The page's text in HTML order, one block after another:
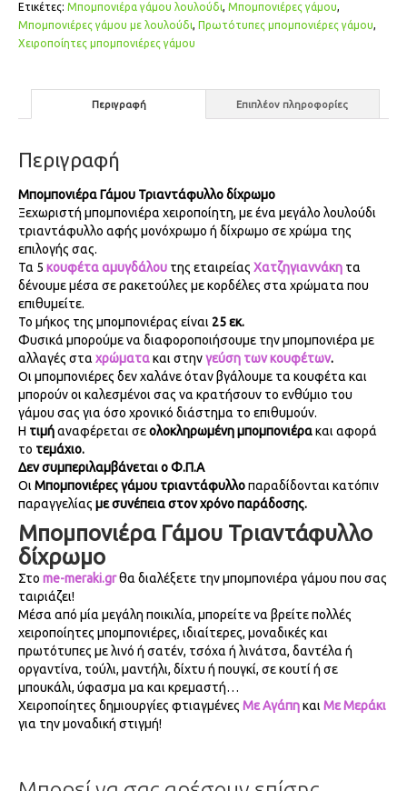
Ετικέτες: Μπομπονιέ­ρα γάμου λουλούδι, Μπομπονιέ­ρες γάμου,
Μπομπονιέ­ρες γάμου με λουλούδι, Πρωτότυπες μπομπονιέρες γάμου,
Χειροποίητες μπομπονιέ­ρες γάμου
Περιγραφή Επιπλέον πληροφορίες
Περιγραφή
Μπομπονιέρα Γάμου Τριαντάφυλλο δίχρωμο
Ξεχωριστή μπομπονιέρα χειροποίητη, με ένα μεγάλο λουλούδι
τριαντάφυλλο αφής μονόχρωμο ή δίχρωμο σε χρώμα της
επιλογής σας.
Τα 5 κουφέτα αμυγδάλου της εταιρείας Χατζηγιαννάκη τα
δένουμε μέσα σε ρακετούλες με κορδέλες στα χρώματα που
επιθυμείτε.
Το μήκος της μπομπονιέρας είναι 25εκ.
Φυσικά μπορούμε να διαφοροποιήσουμε την μπομπονιέρα με
αλλαγές στα χρώματακαι στηνγεύση των κουφέτων.
Οι μπομπονιέρες δεν χαλάνε όταν βγάλουμε τα κουφέτα και
μπορούν οι καλεσμένοι σας να κρατήσουν το ενθύμιο του
γάμου σας για όσο χρονικό διάστημα το επιθυμούν.
Η τιμήαναφέρεται σεολοκληρωμένη μπομπονιέρακαι αφορά
το τεμάχιο.
Δεν συμπεριλαμβάνεται ο Φ.Π.Α
Οι Μπομπονιέρες γάμου τριαντάφυλλοπαραδίδονται κατόπιν
παραγγελίας με συνέπεια στον χρόνο παράδοσης.
Μπομπονιέρα Γάμου Τριαντάφυλλο
δίχρωμο
Στο me-meraki.grθα διαλέξετε την μπομπονιέρα γάμου που σας
ταιριάζει!
Μέσα από μία μεγάλη ποικιλία, μπορείτε να βρείτε πολλές
χειροποίητες μπομπονιέρες, ιδιαίτερες, μοναδικές και
πρωτότυπες με λινό ή σατέν, τσόχα ή λινάτσα, δαντέλα ή
οργαντίνα, τούλι, μαντήλι, δίχτυ ή πουγκί, σε κουτί ή σε
μπουκάλι, ύφασμα μα και κρεμαστή…
Χειροποίητες δημιουργίες φτιαγμένες Με Αγάπηκαι Με Μεράκι
για την μοναδική στιγμή!